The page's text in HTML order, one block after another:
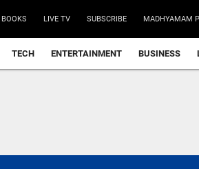
BOOKS LIVE TV SUBSCRIBE MADHYAMAM
TECH ENTERTAINMENT BUSINESS